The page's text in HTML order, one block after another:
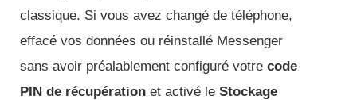
classique. Si vous avez changé de téléphone,
effacé vos données ou réinstallé Messenger
sans avoir préalablement configuré votre code
PIN de récupération et activé le Stockage